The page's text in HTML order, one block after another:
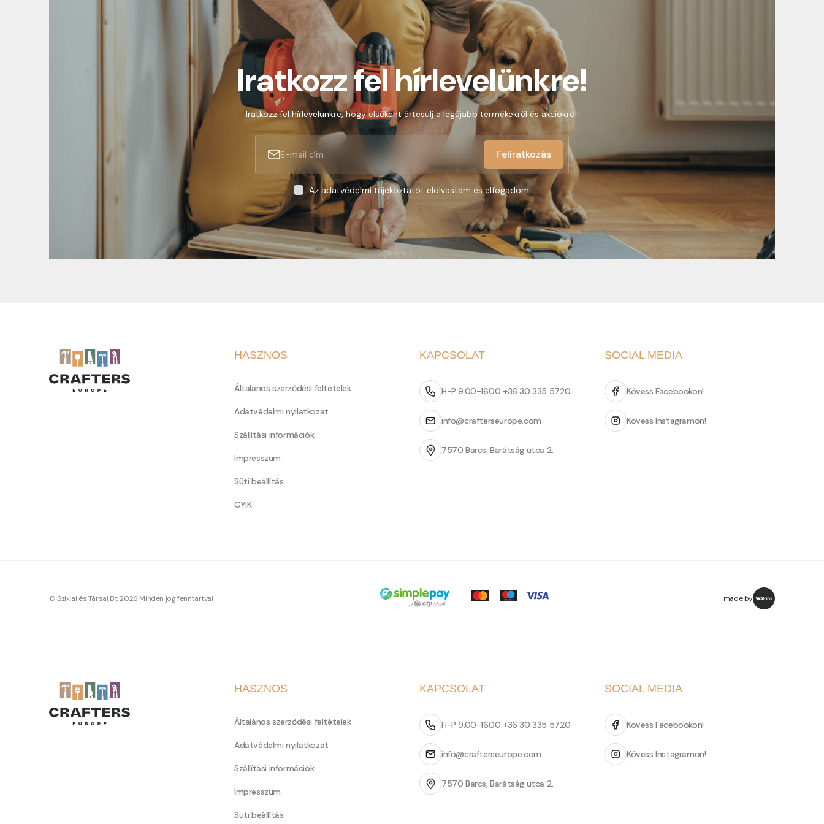
Iratkozz fel hírlevelünkre!
Iratkozz fel hírlevelünkre, hogy elsőként értesülj a legújabb termékekről és akciókról!
Feliratkozás
Az adatvédelmi tájékoztatót elolvastam és elfogadom.
HASZNOS
Általános szerződési feltételek
Adatvédelmi nyilatkozat
Szállítási információk
Impresszum
Süti beállítás
GYIK
KAPCSOLAT
H-P 9.00-16.00 +36 30 335 5720
info@crafterseurope.com
7570 Barcs, Barátság utca 2.
SOCIAL MEDIA
Kövess Facebookon!
Kövess Instagramon!
© Sziklai és Társai Bt. 2026 Minden jog fenntartva! made by
HASZNOS
Általános szerződési feltételek
Adatvédelmi nyilatkozat
Szállítási információk
Impresszum
Süti beállítás
KAPCSOLAT
H-P 9.00-16.00 +36 30 335 5720
info@crafterseurope.com
7570 Barcs, Barátság utca 2.
SOCIAL MEDIA
Kövess Facebookon!
Kövess Instagramon!